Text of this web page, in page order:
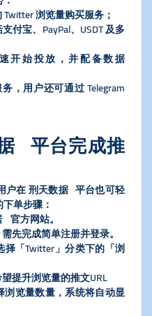
浏览量购买服务；
付宝、PayPal、USDT 及多
开始投放，并配备数据
，用户还可通过 Telegram
平台完成推
户在 刑天数据 平台也可轻
单步骤：
官方网站。
先完成简单注册并登录。
择「Twitter」分类下的「浏
望提升浏览量的推文URL
浏览量数量，系统将自动显